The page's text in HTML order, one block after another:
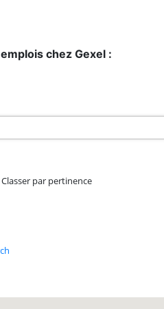
emplois chez Gexel :
Classer par pertinence